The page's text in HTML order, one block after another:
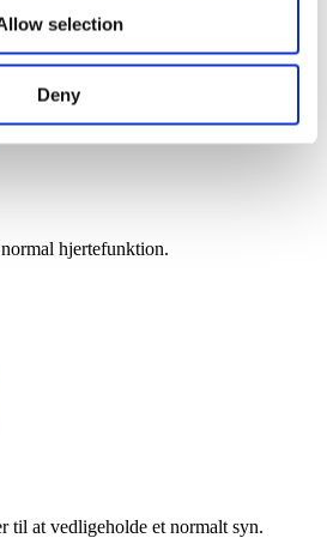
selection
Deny
hjertefunktion.
til at vedligeholde et normalt syn.